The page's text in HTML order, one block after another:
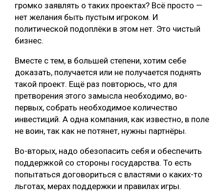
громко заявлять о таких проектах? Всё просто —
нет желания быть пустым игроком. И
политической подоплёки в этом нет. Это чистый
бизнес.
Вместе с тем, в большей степени, хотим себе
доказать, получается или не получается поднять
такой проект. Ещё раз повторюсь, что для
претворения этого замысла необходимо, во-
первых, собрать необходимое количество
инвестиций. А одна компания, как известно, в поле
не воин, так как не потянет, нужны партнёры.
Во-вторых, надо обезопасить себя и обеспечить
поддержкой со стороны государства. То есть
попытаться договориться с властями о каких-то
льготах, мерах поддержки и правилах игры.